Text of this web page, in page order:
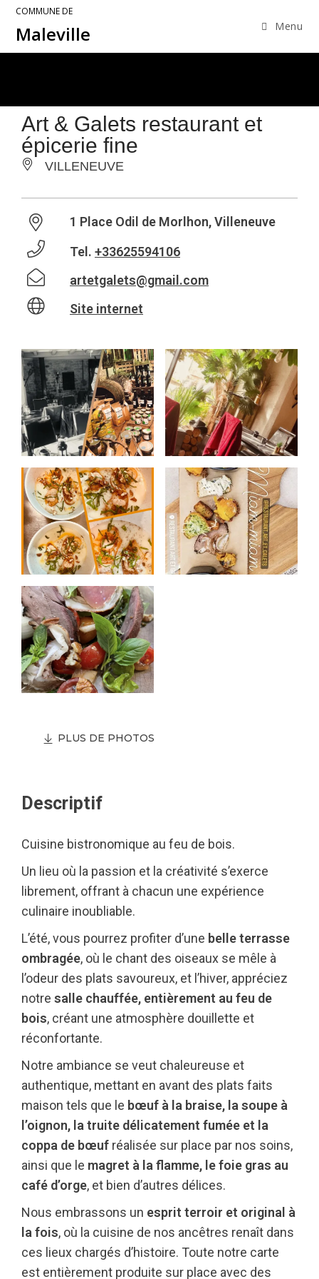
COMMUNE DE
Maleville Menu
Art & Galets restaurant et
épicerie fine
VILLENEUVE
1 Place Odil de Morlhon, Villeneuve
Tel. +33625594106
artetgalets@gmail.com
Site internet
PLUS DE PHOTOS
Descriptif
Cuisine bistronomique au feu de bois.
Un lieu où la passion et la créativité s’exerce
librement, offrant à chacun une expérience
culinaire inoubliable.
L’été, vous pourrez profiter d’une belle terrasse
ombragée, où le chant des oiseaux se mêle à
l’odeur des plats savoureux, et l’hiver, appréciez
notre salle chauffée, entièrement au feu de
bois, créant une atmosphère douillette et
réconfortante.
Notre ambiance se veut chaleureuse et
authentique, mettant en avant des plats faits
maison tels que le bœuf à la braise, la soupe à
l’oignon, la truite délicatement fumée et la
coppa de bœuf réalisée sur place par nos soins,
ainsi que le magret à la flamme, le foie gras au
café d’orge, et bien d’autres délices.
Nous embrassons un esprit terroir et original à
la fois, où la cuisine de nos ancêtres renaît dans
ces lieux chargés d’histoire. Toute notre carte
est entièrement produite sur place avec des